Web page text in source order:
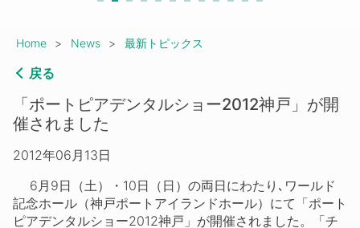
Breadcrumb
Home News 最新トピックス
戻る
「ポートピアデンタルショー2012神戸」が開
催されました
2012年06月13日
6月9日（土）・10日（日）の両日にわたり､ワールド
記念ホール（神戸ポートアイランドホール）にて「ポート
ピアデンタルショー2012神戸」が開催されました。「チ